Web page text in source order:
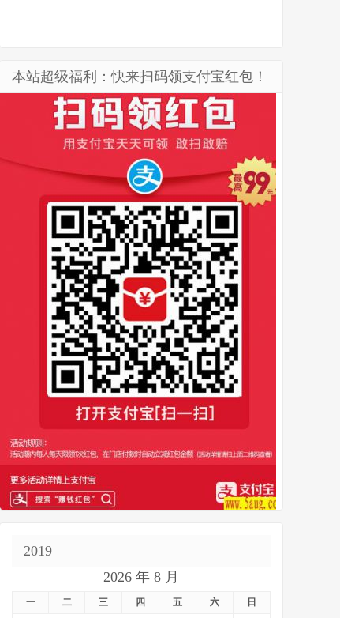
本站超级福利：快来扫码领支付宝红包！
2019
2026 年 8 月
一 二 三 四 五 六
日